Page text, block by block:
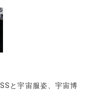
と宇宙服姿、宇宙博